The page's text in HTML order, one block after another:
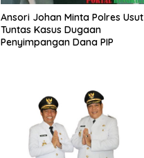
Ansori Johan Minta Polres Usut
Tuntas Kasus Dugaan
Penyimpangan Dana PIP